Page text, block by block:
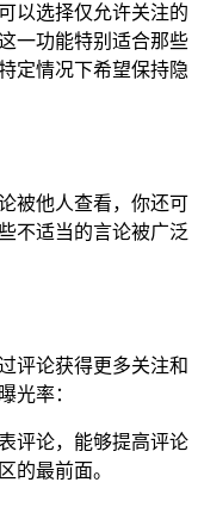
以选择仅允许关注的
一功能特别适合那些
定情况下希望保持隐
被他人查看，你还可
不适当的言论被广泛
评论获得更多关注和
光率：
评论，能够提高评论
的最前面。